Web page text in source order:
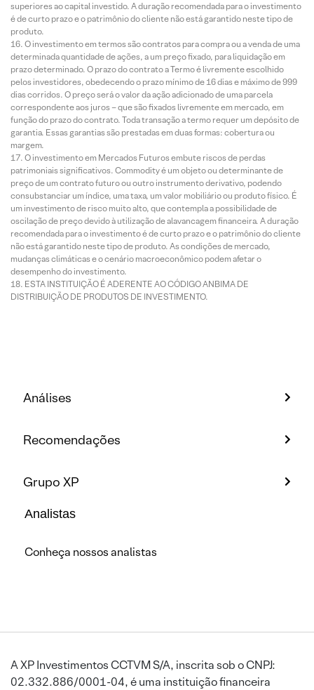
superiores ao capital investido. A duração recomendada para o investimento
é de curto prazo e o patrimônio do cliente não está garantido neste tipo de
produto.
O investimento em termos são contratos para compra ou a venda de uma
determinada quantidade de ações, a um preço fixado, para liquidação em
prazo determinado. O prazo do contrato a Termo é livremente escolhido
pelos investidores, obedecendo o prazo mínimo de 16 dias e máximo de 999
dias corridos. O preço será o valor da ação adicionado de uma parcela
correspondente aos juros – que são fixados livremente em mercado, em
função do prazo do contrato. Toda transação a termo requer um depósito de
garantia. Essas garantias são prestadas em duas formas: cobertura ou
margem.
O investimento em Mercados Futuros embute riscos de perdas
patrimoniais significativos. Commodity é um objeto ou determinante de
preço de um contrato futuro ou outro instrumento derivativo, podendo
consubstanciar um índice, uma taxa, um valor mobiliário ou produto físico. É
um investimento de risco muito alto, que contempla a possibilidade de
oscilação de preço devido à utilização de alavancagem financeira. A duração
recomendada para o investimento é de curto prazo e o patrimônio do cliente
não está garantido neste tipo de produto. As condições de mercado,
mudanças climáticas e o cenário macroeconômico podem afetar o
desempenho do investimento.
ESTA INSTITUIÇÃO É ADERENTE AO CÓDIGO ANBIMA DE
DISTRIBUIÇÃO DE PRODUTOS DE INVESTIMENTO.
Análises
Recomendações
Grupo XP
Analistas
Conheça nossos analistas
A XP Investimentos CCTVM S/A, inscrita sob o CNPJ:
02.332.886/0001-04, é uma instituição financeira